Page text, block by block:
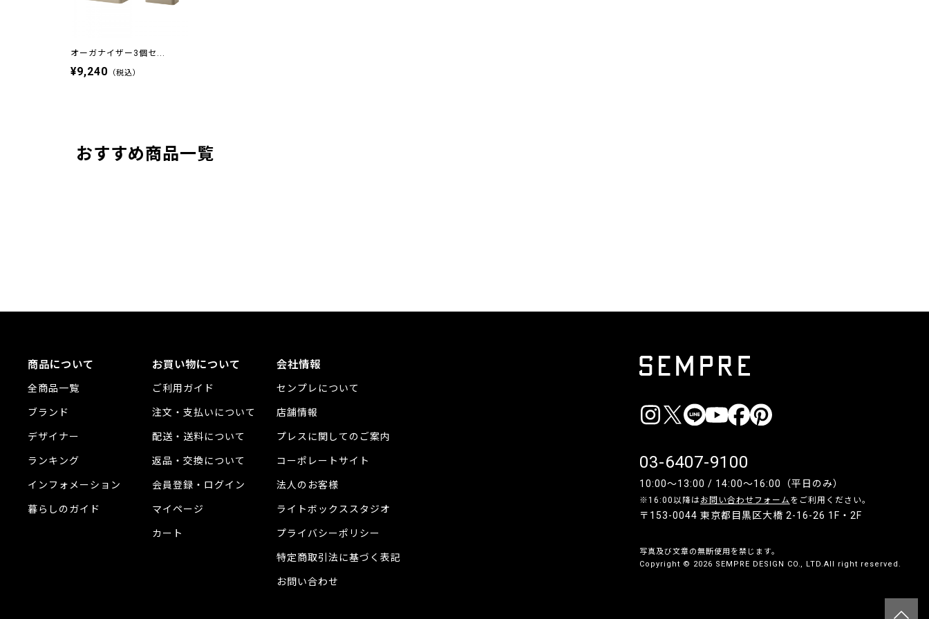
オーガナイザー3個セ...
¥9,240 （税込）
おすすめ商品一覧
商品について
全商品一覧
ブランド
デザイナー
ランキング
インフォメーション
暮らしのガイド
お買い物について
ご利用ガイド
注文・支払いについて
配送・送料について
返品・交換について
会員登録・ログイン
マイページ
カート
会社情報
センプレについて
店舗情報
プレスに関してのご案内
コーポレートサイト
法人のお客様
ライトボックススタジオ
プライバシーポリシー
特定商取引法に基づく表記
お問い合わせ
03-6407-9100
10:00〜13:00 / 14:00〜16:00（平日のみ）
※16:00以降はお問い合わせフォーム をご利用ください。
〒153-0044 東京都目黒区大橋 2-16-26 1F・2F
写真及び文章の無断使用を禁じます。
Copyright © 2026 SEMPRE DESIGN CO., LTD.All right reserved.